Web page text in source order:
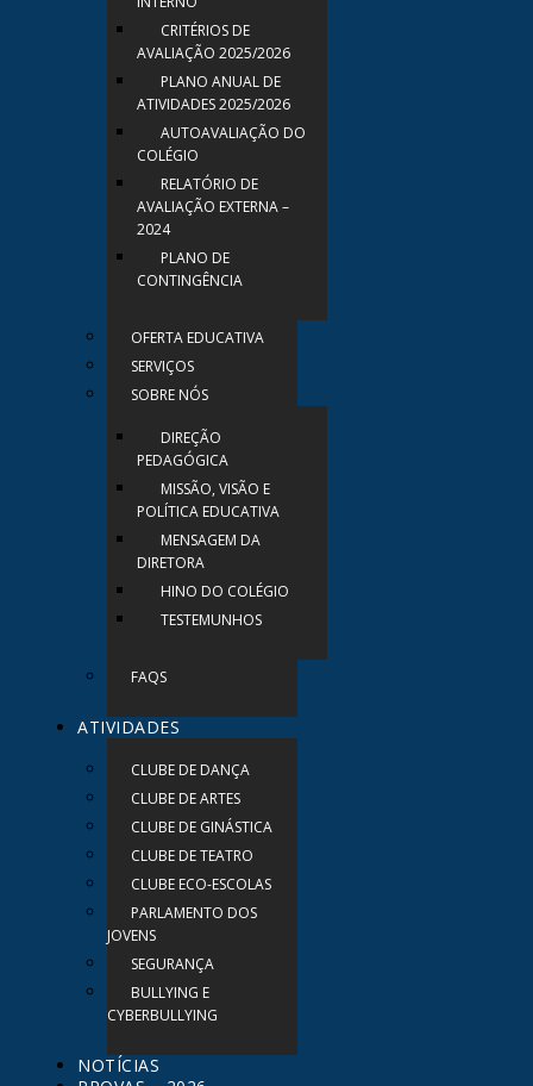
CRITÉRIOS DE
AVALIAÇÃO 2025/2026
PLANO ANUAL DE
ATIVIDADES 2025/2026
AUTOAVALIAÇÃO DO
COLÉGIO
RELATÓRIO DE
AVALIAÇÃO EXTERNA –
2024
PLANO DE
CONTINGÊNCIA
OFERTA EDUCATIVA
SERVIÇOS
SOBRE NÓS
DIREÇÃO
PEDAGÓGICA
MISSÃO, VISÃO E
POLÍTICA EDUCATIVA
MENSAGEM DA
DIRETORA
HINO DO COLÉGIO
TESTEMUNHOS
FAQS
ATIVIDADES
CLUBE DE DANÇA
CLUBE DE ARTES
CLUBE DE GINÁSTICA
CLUBE DE TEATRO
CLUBE ECO-ESCOLAS
PARLAMENTO DOS
JOVENS
SEGURANÇA
BULLYING E
CYBERBULLYING
NOTÍCIAS